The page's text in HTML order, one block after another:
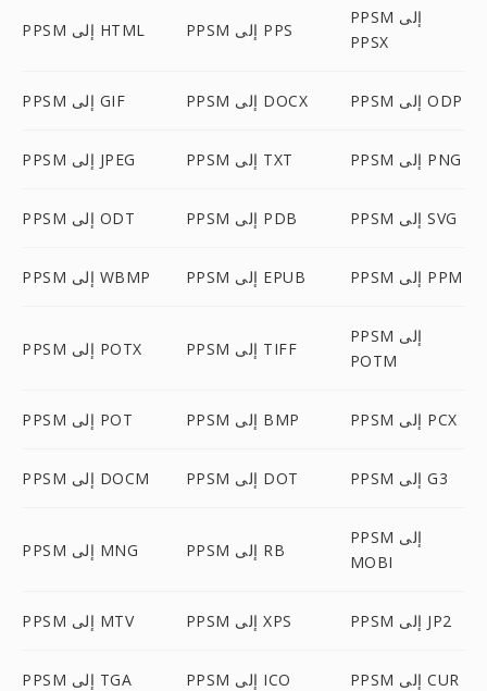
PPSM إلى HTML PPSM إلى PPS
PPSM إلى
PPSX
PPSM إلى GIF PPSM إلى DOCX PPSM إلى ODP
PPSM إلى JPEG PPSM إلى TXT PPSM إلى PNG
PPSM إلى ODT PPSM إلى PDB PPSM إلى SVG
PPSM إلى WBMP PPSM إلى EPUB PPSM إلى PPM
PPSM إلى POTX PPSM إلى TIFF
PPSM إلى
POTM
PPSM إلى POT PPSM إلى BMP PPSM إلى PCX
PPSM إلى DOCM PPSM إلى DOT PPSM إلى G3
PPSM إلى MNG PPSM إلى RB
PPSM إلى
MOBI
PPSM إلى MTV PPSM إلى XPS PPSM إلى JP2
PPSM إلى TGA PPSM إلى ICO PPSM إلى CUR